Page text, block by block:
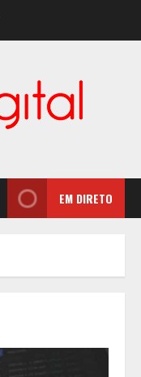
EM DIRETO